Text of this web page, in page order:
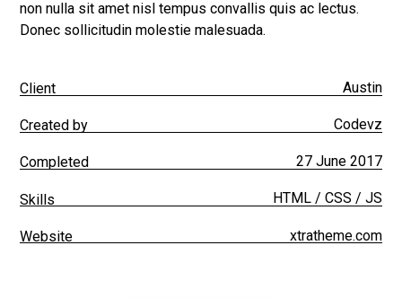
non nulla sit amet nisl tempus convallis quis ac lectus.
Donec sollicitudin molestie malesuada.
Client Austin
Created by Codevz
Completed 27 June 2017
Skills HTML / CSS / JS
Website xtratheme.com